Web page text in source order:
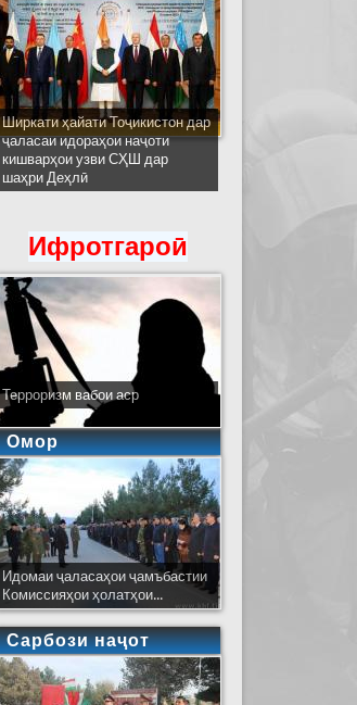
Ширкати ҳайати Тоҷикистон дар
ҷаласаи идораҳои наҷоти
кишварҳои узви СҲШ дар
шаҳри Деҳлӣ
Ифротгароӣ
Терроризм вабои аср
Омор
Идомаи ҷаласаҳои ҷамъбастии
Комиссияҳои ҳолатҳои...
Сарбози наҷот